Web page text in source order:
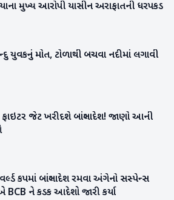
મુખ્ય આરોપી યાસીન અરાફાતની ધરપકડ
યુવકનું મોત, ટોળાથી બચવા નદીમાં લગાવી
ફાઇટર જેટ ખરીદશે બાંગ્લાદેશ! જાણો આની
કપમાં બાંગ્લાદેશ રમવા અંગેનો સસ્પેન્સ
ને કડક આદેશો જારી કર્યા